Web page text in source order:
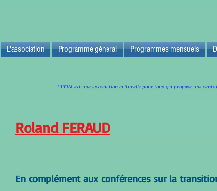
L'association Programme général Programmes mensuels
L'UEVA est une association culturelle pour tous qui propose une
Roland FERAUD
En complément aux conférences sur la